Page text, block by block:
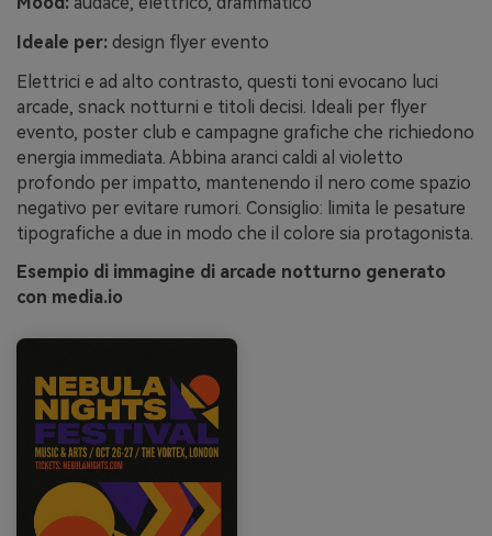
Ideale per: design flyer evento
Elettrici e ad alto contrasto, questi toni evocano luci
arcade, snack notturni e titoli decisi. Ideali per flyer
evento, poster club e campagne grafiche che richiedono
energia immediata. Abbina aranci caldi al violetto
profondo per impatto, mantenendo il nero come spazio
negativo per evitare rumori. Consiglio: limita le pesature
tipografiche a due in modo che il colore sia protagonista.
Esempio di immagine di arcade notturno generato
con media.io